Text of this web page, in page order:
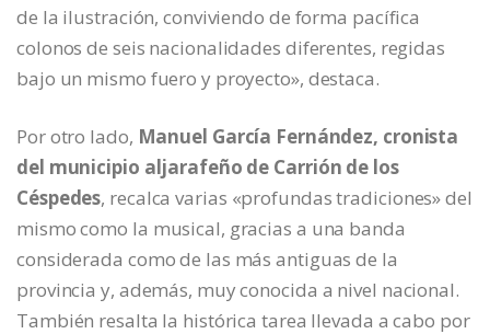
de la ilustración, conviviendo de forma pacífica
colonos de seis nacionalidades diferentes, regidas
bajo un mismo fuero y proyecto», destaca.
Por otro lado, Manuel García Fernández, cronista
del municipio aljarafeño de Carrión de los
Céspedes, recalca varias «profundas tradiciones» del
mismo como la musical, gracias a una banda
considerada como de las más antiguas de la
provincia y, además, muy conocida a nivel nacional.
También resalta la histórica tarea llevada a cabo por